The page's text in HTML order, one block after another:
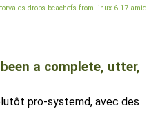
drops-bcachefs-from-linux-6-17-amid-
a complete, utter,
pro-systemd, avec des